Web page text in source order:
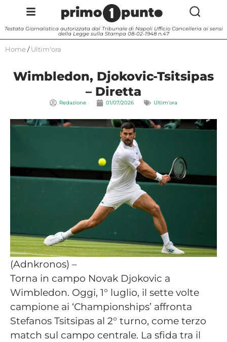
Testata Giornalistica autorizzata dal Tribunale di Napoli Ufficio Cancelleria ai sensi
della Legge sulla Stampa 08-02-1948 n.47
Home / Ultim'ora
Wimbledon, Djokovic-Tsitsipas
– Diretta
Redazione 01/07/2026 Ultim'ora
(Adnkronos) –
Torna in campo Novak Djokovic a
Wimbledon. Oggi, 1° luglio, il sette volte
campione ai ‘Championships’ affronta
Stefanos Tsitsipas al 2° turno, come terzo
match sul campo centrale. La sfida tra il